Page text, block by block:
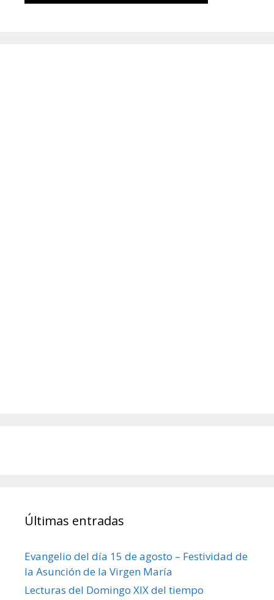
Últimas entradas
Evangelio del día 15 de agosto – Festividad de
la Asunción de la Virgen María
Lecturas del Domingo XIX del tiempo